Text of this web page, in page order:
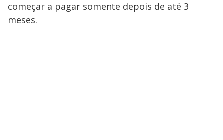
começar a pagar somente depois de até 3
meses.